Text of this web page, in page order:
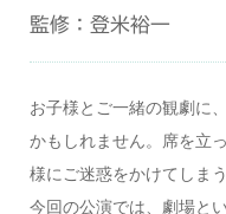
監修：登米裕一
お子様とご一緒の観劇に
かもしれません。席を立
様にご迷惑をかけてしまう
今回の公演では、劇場と